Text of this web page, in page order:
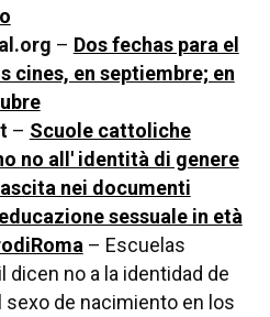
– Dos fechas para el
cines, en septiembre; en
– Scuole cattoliche
no all' identità di genere
nei documenti
sessuale in età
– Escuelas
no a la identidad de
de nacimiento en los